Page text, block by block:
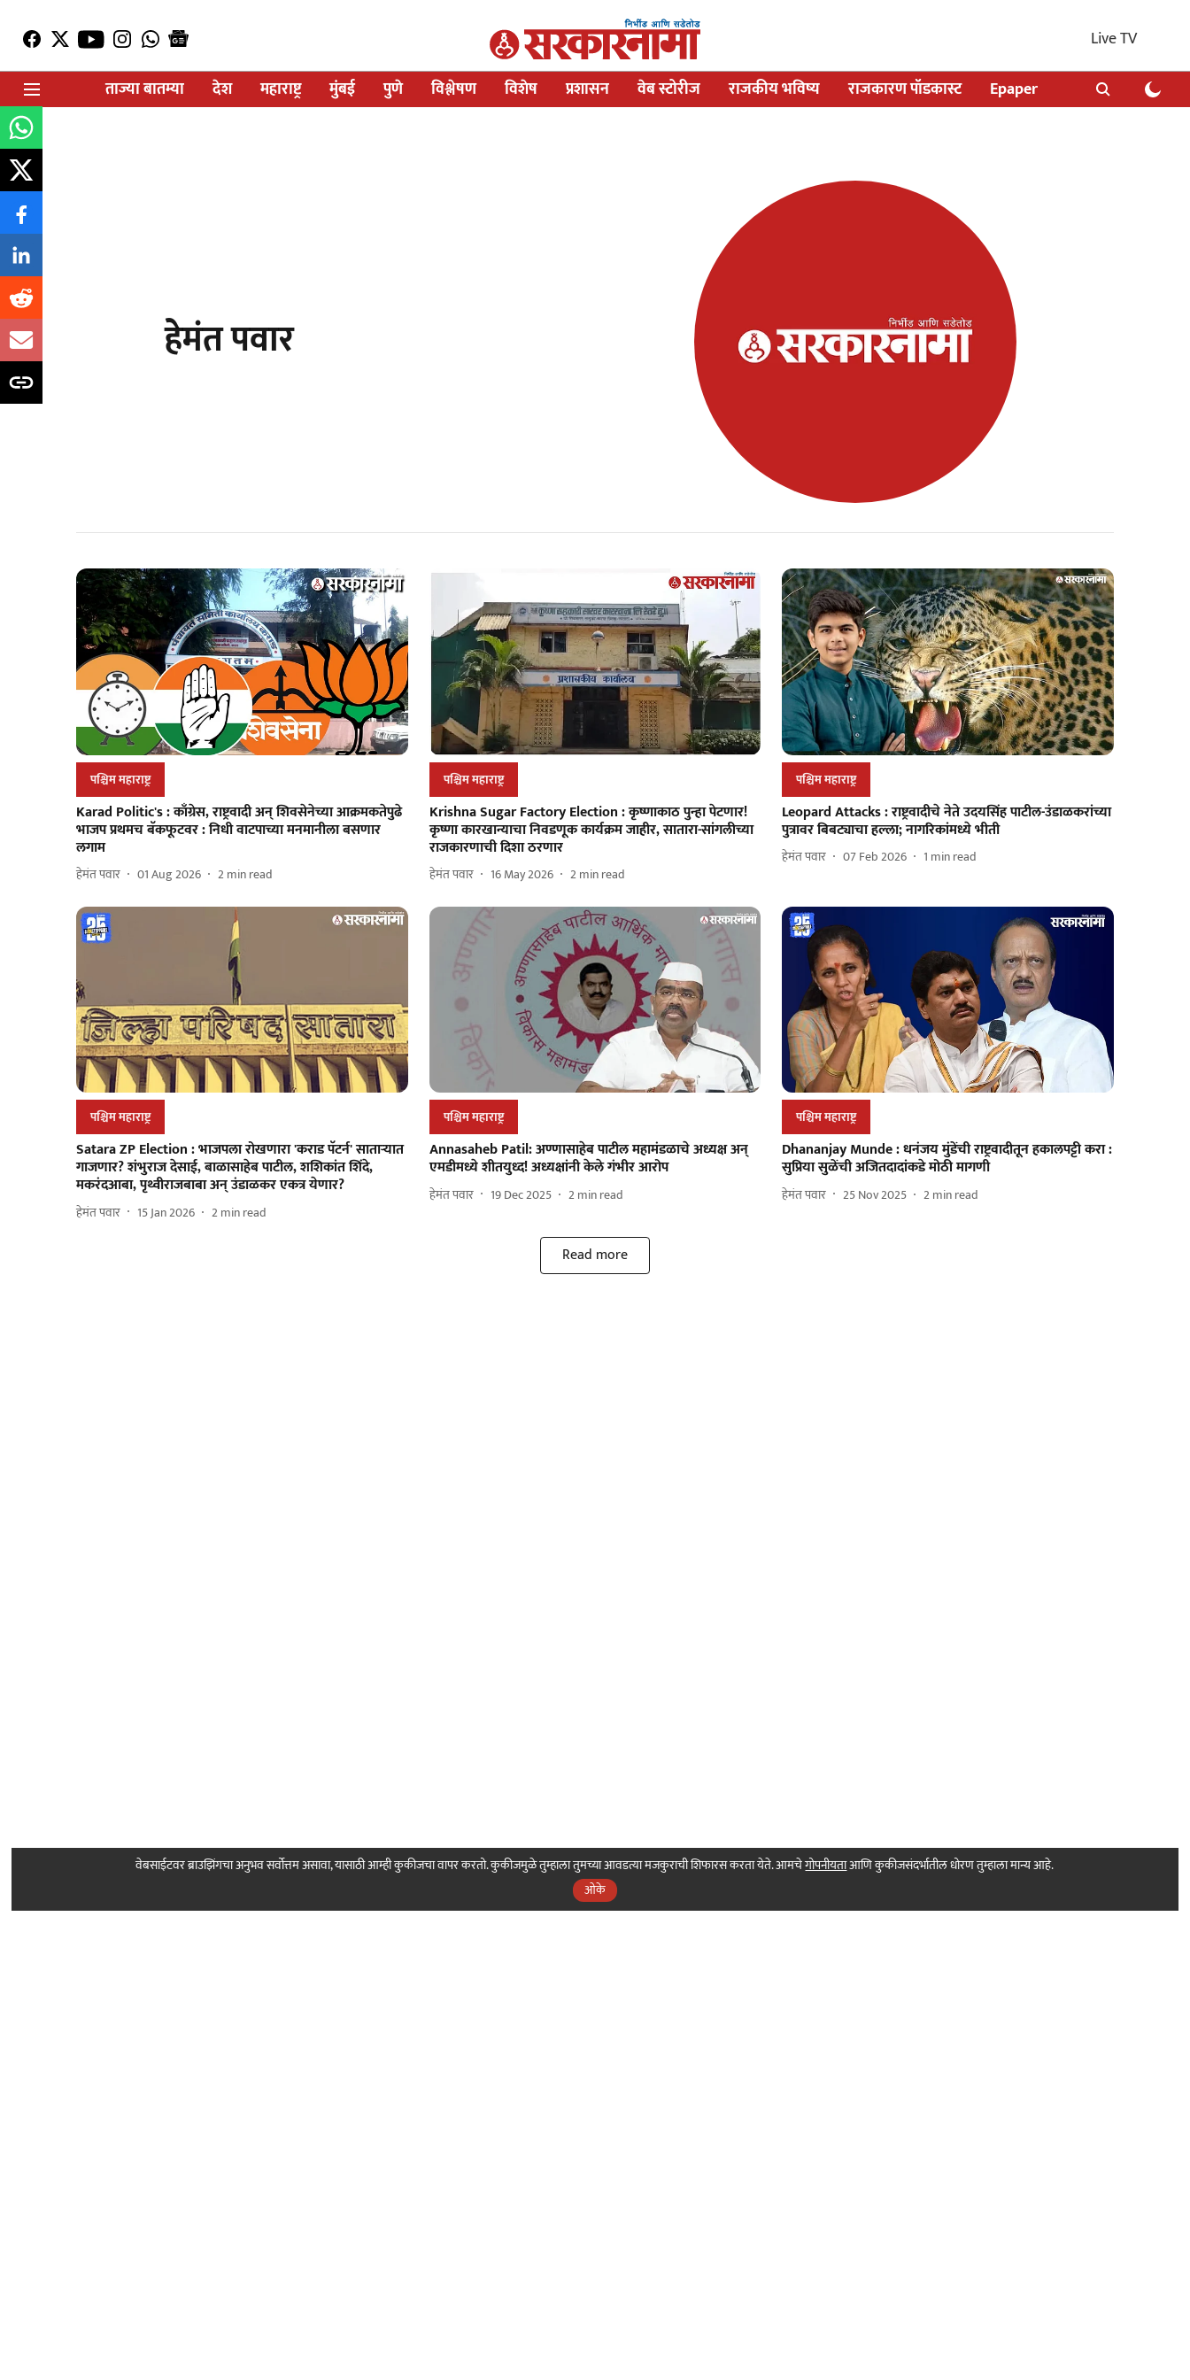
Live TV
ताज्या बातम्या
देश महाराष्ट्र मुंबई पुणे विश्लेषण विशेष प्रशासन वेब स्टोरीज राजकीय भविष्य राजकारण पॉडकास्ट Epaper
हेमंत पवार
पश्चिम महाराष्ट्र
Karad Politic's : काँग्रेस, राष्ट्रवादी अन्‌ शिवसेनेच्या आक्रमकतेपुढे
भाजप प्रथमच बॅकफूटवर : निधी वाटपाच्या मनमानीला बसणार
लगाम
हेमंत पवार 01 Aug 2026 2min read
पश्चिम महाराष्ट्र
Krishna Sugar Factory Election : कृष्णाकाठ पुन्हा पेटणार!
कृष्णा कारखान्याचा निवडणूक कार्यक्रम जाहीर, सातारा-सांगलीच्या
राजकारणाची दिशा ठरणार
हेमंत पवार 16 May 2026 2min read
पश्चिम महाराष्ट्र
Leopard Attacks : राष्ट्रवादीचे नेते उदयसिंह पाटील-उंडाळकरांच्या
पुत्रावर बिबट्याचा हल्ला; नागरिकांमध्ये भीती
हेमंत पवार 07 Feb 2026 1 min read
पश्चिम महाराष्ट्र
Satara ZP Election : भाजपला रोखणारा 'कराड पॅटर्न' साताऱ्यात
गाजणार? शंभुराज देसाई, बाळासाहेब पाटील, शशिकांत शिंदे,
मकरंदआबा, पृथ्वीराजबाबा अन् उंडाळकर एकत्र येणार?
हेमंत पवार 15 Jan 2026 2min read
पश्चिम महाराष्ट्र
Annasaheb Patil: अण्णासाहेब पाटील महामंडळाचे अध्यक्ष अन्
एमडीमध्ये शीतयुध्द! अध्यक्षांनी केले गंभीर आरोप
हेमंत पवार 19 Dec 2025 2min read
पश्चिम महाराष्ट्र
Dhananjay Munde : धनंजय मुंडेंची राष्ट्रवादीतून हकालपट्टी करा :
सुप्रिया सुळेंची अजितदादांकडे मोठी मागणी
हेमंत पवार 25 Nov 2025 2min read
Read more
वेबसाईटवर ब्राउझिंगचा अनुभव सर्वोत्तम असावा, यासाठी आम्ही कुकीजचा वापर करतो. कुकीजमुळे तुम्हाला तुमच्या आवडत्या मजकुराची शिफारस करता येते. आमचेगोपनीयताआणि कुकीजसंदर्भातील धोरण तुम्हाला मान्य आहे.
ओके